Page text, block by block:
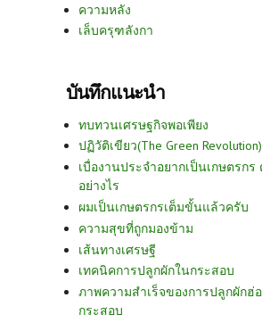
ความหลัง
เล็บครุฑลังกา
บันทึกแนะนำ
ทบทวนเศรษฐกิจพอเพียง
ปฏิวัติเขียว(The Green Revolution)
เบื่องานประจำอยากเป็นเกษตรกร
อย่างไร
ผมเป็นเกษตรกรเต็มขั้นแล้วครับ
ความสุขที่ถูกมองข้าม
เส้นทางเศรษฐี
เทคนิคการปลูกผักในกระสอบ
ภาพความสำเร็จของการปลูกผักฮ่
กระสอบ